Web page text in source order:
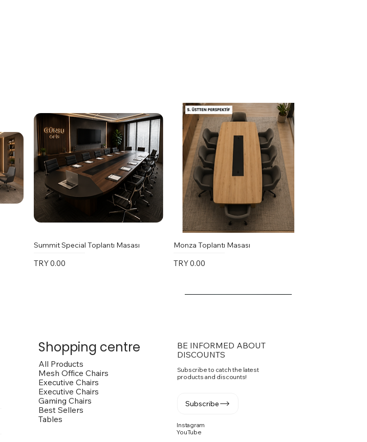
Summit Special Toplantı Masası
Price
TRY 0.00
Monza Toplantı Masası
Price
TRY 0.00
Vito Toplantı Masası U Toplantı
PASKO SANDALYE
Fuga Yönetici Masa Takımı
Shopping centre
All Products
Mesh Office Chairs
Executive Chairs
Executive Chairs
Gaming Chairs
Best Sellers
Tables
BE INFORMED ABOUT
DISCOUNTS
Subscribe to catch the latest
products and discounts!
Subscribe
Instagram
YouTube